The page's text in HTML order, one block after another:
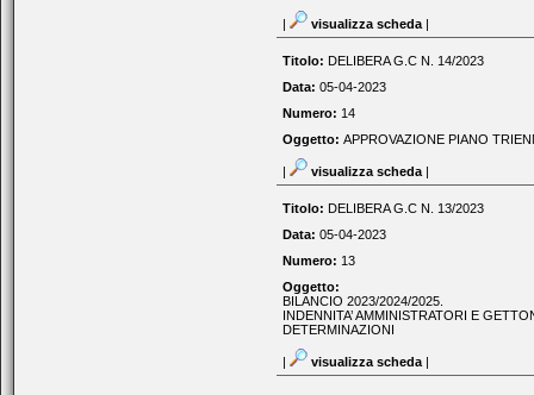
| visualizza scheda |
Titolo: DELIBERA G.C N. 14/2023
Data: 05-04-2023
Numero: 14
Oggetto: APPROVAZIONE PIANO
| visualizza scheda |
Titolo: DELIBERA G.C N. 13/2023
Data: 05-04-2023
Numero: 13
Oggetto:
BILANCIO 2023/2024/2025.
INDENNITA’ AMMINISTRATORI E
DETERMINAZIONI
| visualizza scheda |